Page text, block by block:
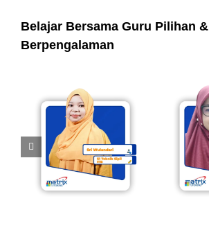
Belajar Bersama Guru Pilihan &
Berpengalaman